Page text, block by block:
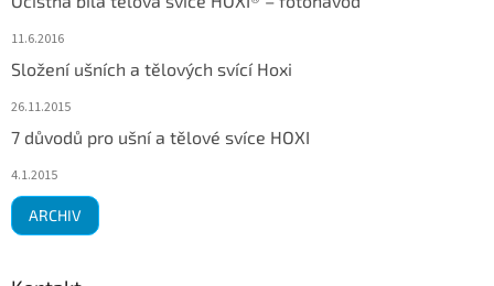
11.6.2016
Složení ušních a tělových svící Hoxi
26.11.2015
7 důvodů pro ušní a tělové svíce HOXI
4.1.2015
ARCHIV